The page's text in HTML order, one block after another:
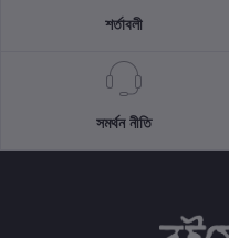
শর্তাবলী
সমর্থন নীতি